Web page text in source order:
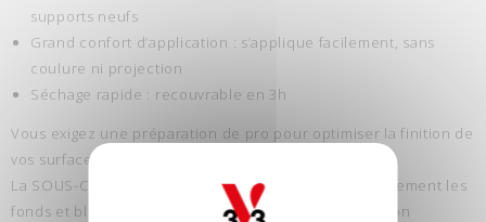
supports neufs
Grand confort d’application : s’applique facilement, sans
coulure ni projection
Séchage rapide : recouvrable en 3h
Vous exigez une préparation de pro pour optimiser la finition de
vos surfaces neuves ?
La SOUS-COUCHE MURS & PLAFONDS opacifie parfaitement les
fonds et bloque leur porosité, pour assurer une finition